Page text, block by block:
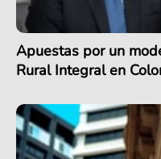
Apuestas por un
Rural Integral en